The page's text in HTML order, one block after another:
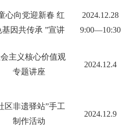
心向党迎新春 红
基因共传承 ”宣讲
2024.12.28
9:00—10:30
主义核心价值观
专题讲座
2024.12.4
区非遗驿站”手工
制作活动
2024.12.9